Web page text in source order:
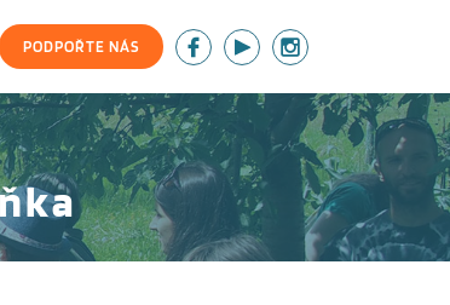
PODPOŘTE NÁS